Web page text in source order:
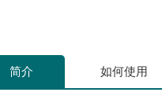
简介 如何使用